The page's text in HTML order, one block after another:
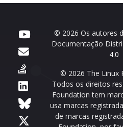
© 2026 Os autores
Documentação
4.0
© 2026 The Linux
Todos os direitos
Foundation tem
usa marcas
de marcas